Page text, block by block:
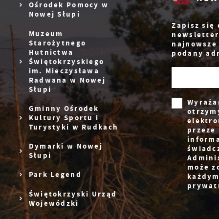
Ośrodek Pomocy w
Nowej Słupi
Muzeum
Starożytnego
Hutnictwa
Świętokrzyskiego
im. Mieczysława
Radwana w Nowej
Słupi
Gminny Ośrodek
Kultury Sportu i
Turystyki w Rudkach
Dymarki w Nowej
Słupi
Park Legend
Świętokrzyski Urząd
Wojewódzki
Zapisz się
podany
przeze
może